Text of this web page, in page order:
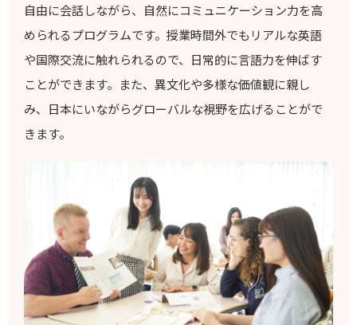
自由に会話しながら、自然にコミュニケーション力を高
められるプログラムです。授業時間外でもリアルな英語
や国際交流に触れられるので、日常的に言語力を伸ばす
ことができます。また、異文化や多様な価値観に親し
み、日本にいながらグローバルな視野を広げることがで
きます。